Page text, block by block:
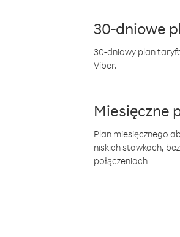
30-dniowe
30-dniowy plan
Viber.
Miesięczne
Plan miesięcznego
niskich stawkach,
połączeniach